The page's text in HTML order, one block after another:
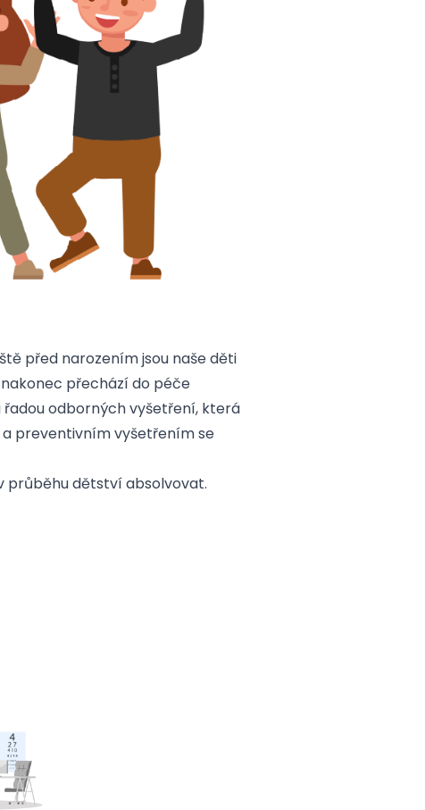
před narozením jsou naše děti
přechází do péče
odborných vyšetření, která
preventivním vyšetřením se
průběhu dětství absolvovat.